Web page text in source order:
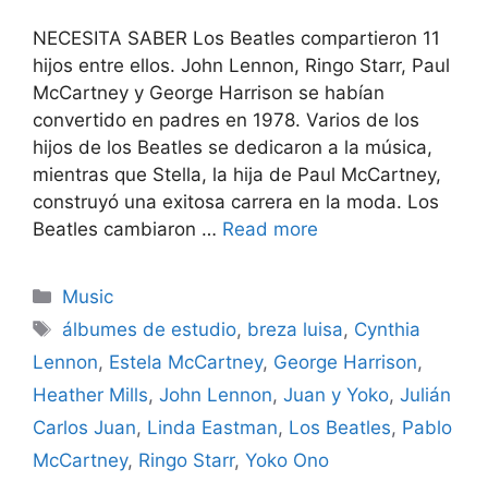
NECESITA SABER Los Beatles compartieron 11
hijos entre ellos. John Lennon, Ringo Starr, Paul
McCartney y George Harrison se habían
convertido en padres en 1978. Varios de los
hijos de los Beatles se dedicaron a la música,
mientras que Stella, la hija de Paul McCartney,
construyó una exitosa carrera en la moda. Los
Beatles cambiaron … Read more
Categories
Music
Tags
álbumes de estudio, breza luisa, Cynthia
Lennon, Estela McCartney, George Harrison,
Heather Mills, John Lennon, Juan y Yoko, Julián
Carlos Juan, Linda Eastman, Los Beatles, Pablo
McCartney, Ringo Starr, Yoko Ono